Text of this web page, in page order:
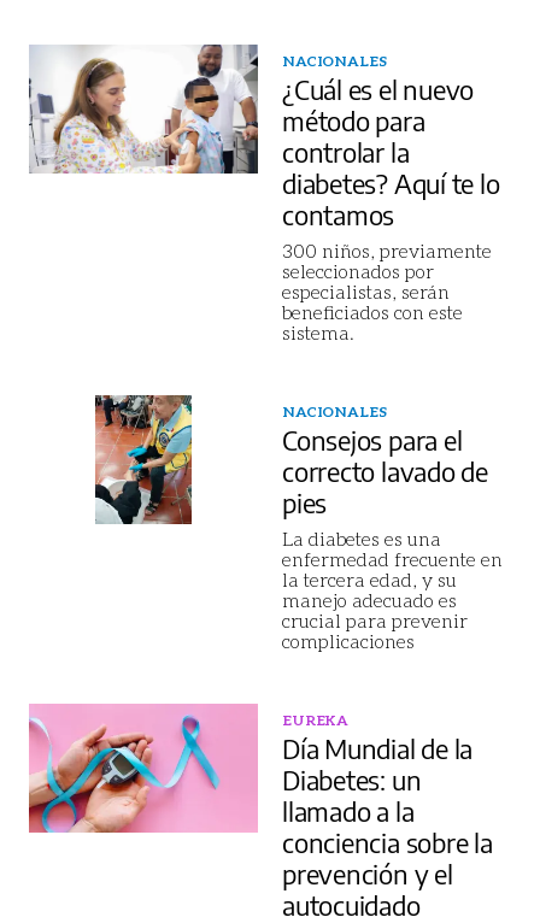
NACIONALES
¿Cuál es el nuevo
método para
controlar la
diabetes? Aquí te lo
contamos
300 niños, previamente
seleccionados por
especialistas, serán
beneficiados con este
sistema.
NACIONALES
Consejos para el
correcto lavado de
pies
La diabetes es una
enfermedad frecuente en
la tercera edad, y su
manejo adecuado es
crucial para prevenir
complicaciones
EUREKA
Día Mundial de la
Diabetes: un
llamado a la
conciencia sobre la
prevención y el
autocuidado